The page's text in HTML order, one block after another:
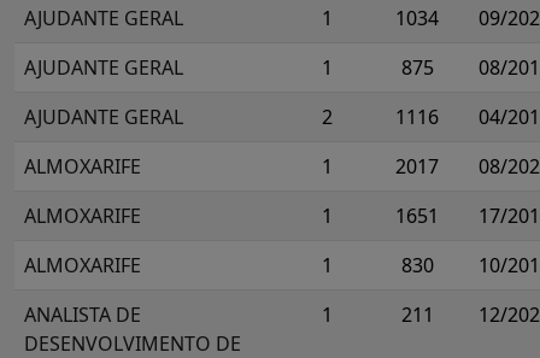
AJUDANTE GERAL
1 1034
09/
AJUDANTE GERAL
1 875
08/
AJUDANTE GERAL
2 1116
04/
ALMOXARIFE
1 2017
08/
ALMOXARIFE
1 1651
17/
ALMOXARIFE
1 830
10/
ANALISTA DE
DESENVOLVIMENTO DE
1 211 12/